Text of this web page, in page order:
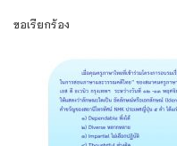
ขอเรียกร้อง